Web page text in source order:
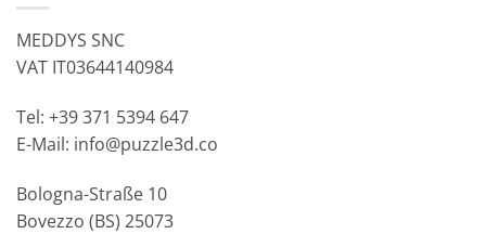
MEDDYS SNC
VAT IT03644140984
Tel: +39 371 5394 647
E-Mail: info@puzzle3d.co
Bologna-Straße 10
Bovezzo (BS) 25073